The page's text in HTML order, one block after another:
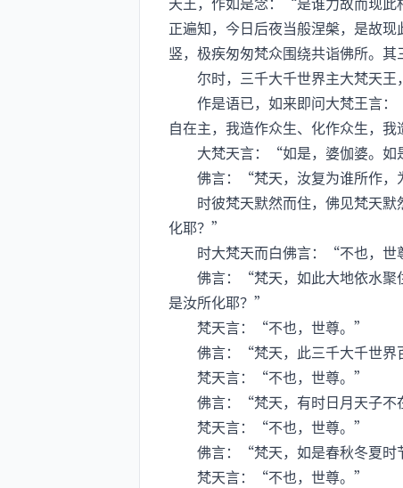
正遍知，今日后夜当般涅槃，是故
竖，极疾匆匆梵众围绕共诣佛所。其
尔时，三千大千世界主大梵天王
作是语已，如来即问大梵王言：
自在主，我造作众生、化作众生，
大梵天言：“如是，婆伽婆。如
佛言：“梵天，汝复为谁所作，
时彼梵天默然而住，佛见梵天默
化耶？”
时大梵天而白佛言：“不也，世
佛言：“梵天，如此大地依水聚住
是汝所化耶？”
梵天言：“不也，世尊。”
佛言：“梵天，此三千大千世界
梵天言：“不也，世尊。”
佛言：“梵天，有时日月天子不在
梵天言：“不也，世尊。”
佛言：“梵天，如是春秋冬夏时
梵天言：“不也，世尊。”